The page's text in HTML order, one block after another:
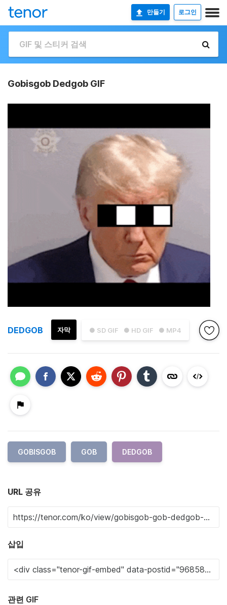
만들기 로그인
Gobisgob Dedgob GIF
● SD GIF ● HD GIF ● MP4
자막
DEDGOB
GOBISGOB GOB DEDGOB
URL 공유
삽입
관련 GIF